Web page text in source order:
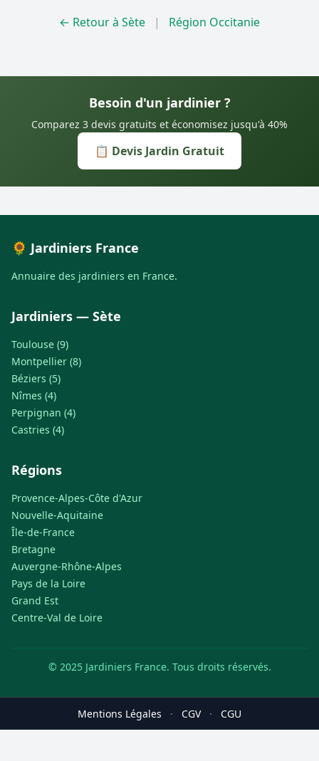
← Retour à Sète | Région Occitanie
Besoin d'un jardinier ?
Comparez 3 devis gratuits et économisez jusqu'à 40%
📋 Devis Jardin Gratuit
🌻 Jardiniers France
Annuaire des jardiniers en France.
Jardiniers — Sète
Toulouse (9)
Montpellier (8)
Béziers (5)
Nîmes (4)
Perpignan (4)
Castries (4)
Régions
Provence-Alpes-Côte d'Azur
Nouvelle-Aquitaine
Île-de-France
Bretagne
Auvergne-Rhône-Alpes
Pays de la Loire
Grand Est
Centre-Val de Loire
© 2025 Jardiniers France. Tous droits réservés.
Mentions Légales · CGV · CGU